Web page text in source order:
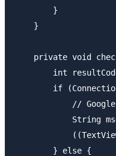
        }
    }
private void
int
if
//
String
        } else {